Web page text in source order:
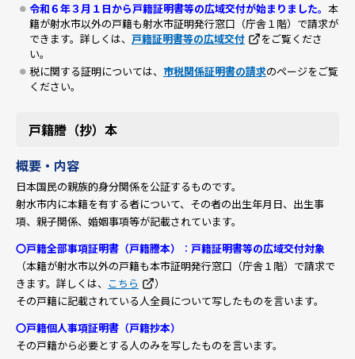
令和６年３月１日から戸籍証明書等の広域交付が始まりました。 本
籍が射水市以外の戸籍も射水市証明発行窓口（庁舎１階）で請求が
できます。詳しくは、 戸籍証明書等の広域交付
をご覧くださ
い。
税に関する証明については、 市税関係証明書の請求のページをご覧
ください。
戸籍謄（抄）本
概要・内容
日本国民の親族的身分関係を公証するものです。
射水市内に本籍を有する者について、その者の出生年月日、出生事
項、親子関係、婚姻事項等が記載されています。
〇戸籍全部事項証明書（戸籍謄本）
： 戸籍証明書等の広域交付対象
（本籍が射水市以外の戸籍も本市証明発行窓口（庁舎１階）で請求で
きます。詳しくは、 こちら
）
その戸籍に記載されている人全員について写したものを言います。
〇戸籍個人事項証明書（戸籍抄本）
その戸籍から必要とする人のみを写したものを言います。